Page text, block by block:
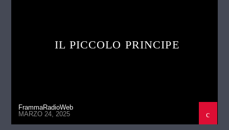
IL PICCOLO PRINCIPE
FrammaRadioWeb
MARZO 24, 2025